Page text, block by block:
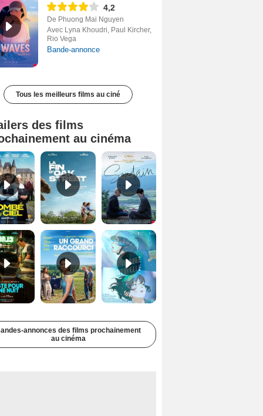
4,2
De Phuong Mai Nguyen
Avec Lyna Khoudri, Paul Kircher,
Rio Vega
Bande-annonce
Tous les meilleurs films au ciné
des films
au cinéma
Tombé du ciel Bande-annonce VF La fin d’Oak Street Bande-annonce VO STFR
Juste pour une nuit Bande-annonce VO STFR Un grand raccourci Bande-annonce VF Une aube nouvelle Bande-annonce VO STFR
annonces des films prochainement
au cinéma